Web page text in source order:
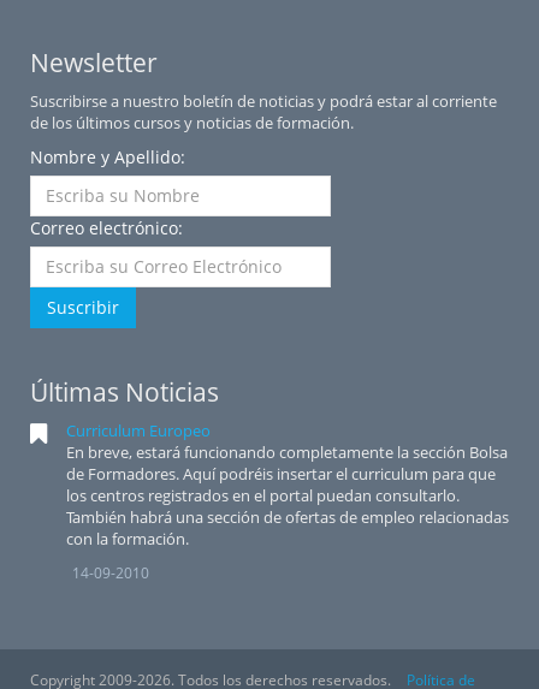
Newsletter
Suscribirse a nuestro boletín de noticias y podrá estar al corriente
de los últimos cursos y noticias de formación.
Nombre y Apellido:
Correo electrónico:
Suscribir
Últimas Noticias
Curriculum Europeo
En breve, estará funcionando completamente la sección Bolsa
de Formadores. Aquí podréis insertar el curriculum para que
los centros registrados en el portal puedan consultarlo.
También habrá una sección de ofertas de empleo relacionadas
con la formación.
14-09-2010
Copyright 2009-2026. Todos los derechos reservados. Política de